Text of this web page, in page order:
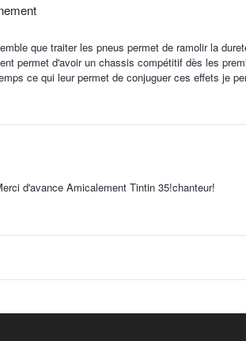
que traiter les pneus permet de ramolir la
permet d'avoir un chassis compétitif dès les
ce qui leur permet de conjuguer ces effets je
d'avance Amicalement Tintin 35!chanteur!